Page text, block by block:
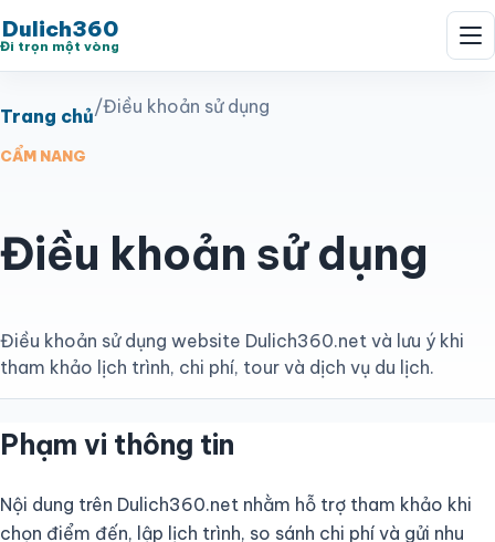
Dulich360
Đi trọn một vòng
Trang chủ/Điều khoản sử dụng
CẨM NANG
Điều khoản sử dụng
Điều khoản sử dụng website Dulich360.net và lưu ý khi
tham khảo lịch trình, chi phí, tour và dịch vụ du lịch.
Phạm vi thông tin
Nội dung trên Dulich360.net nhằm hỗ trợ tham khảo khi
chọn điểm đến, lập lịch trình, so sánh chi phí và gửi nhu